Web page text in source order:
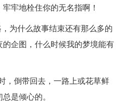
牢地栓住你的无名指啊！
为什么故事结束还有那么多的
企图，什么时候我的梦境能有
，倒带回去，一路上或花草鲜
是倾心的。